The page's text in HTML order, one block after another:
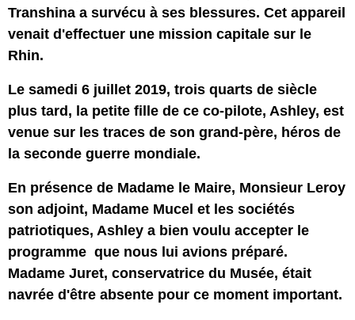
Transhina a survécu à ses blessures. Cet appareil
venait d'effectuer une mission capitale sur le
Rhin.
Le samedi 6 juillet 2019, trois quarts de siècle
plus tard, la petite fille de ce co-pilote, Ashley, est
venue sur les traces de son grand-père, héros de
la seconde guerre mondiale.
En présence de Madame le Maire, Monsieur Leroy
son adjoint, Madame Mucel et les sociétés
patriotiques, Ashley a bien voulu accepter le
programme que nous lui avions préparé.
Madame Juret, conservatrice du Musée, était
navrée d'être absente pour ce moment important.